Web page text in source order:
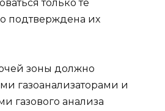
только те
подтверждена их
зоны должно
газоанализаторами и
газового анализа